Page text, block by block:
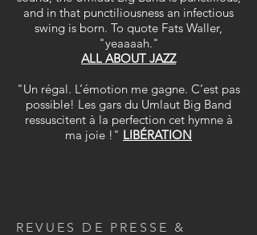
and in that punctiliousness an infectious
swing is born. To quote Fats Waller,
"yeaaaah."
ALL ABOUT JAZZ
"Un régal. L’émotion me gagne. C’est pas
possible! Les gars du Umlaut Big Band
ressuscitent à la perfection cet hymne à
ma joie !" LIBÉRATION
REVUES DE PRESSE &